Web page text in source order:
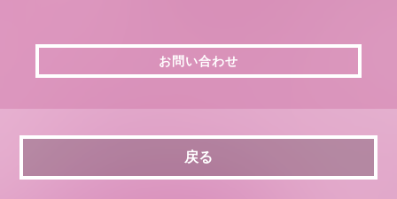
お問い合わせ
戻る